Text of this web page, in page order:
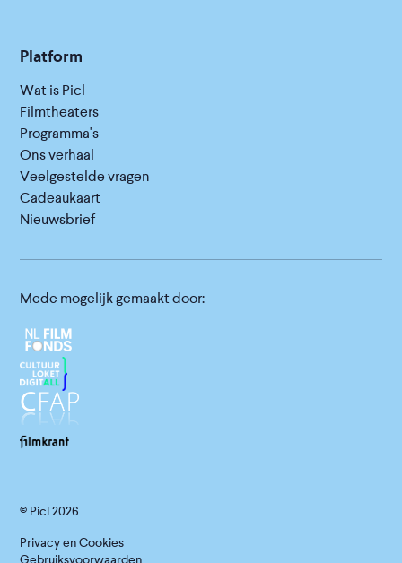
Platform
Wat is Picl
Filmtheaters
Programma's
Ons verhaal
Veelgestelde vragen
Cadeaukaart
Nieuwsbrief
Mede mogelijk gemaakt door:
© Picl2026
Privacy en Cookies
Gebruiksvoorwaarden